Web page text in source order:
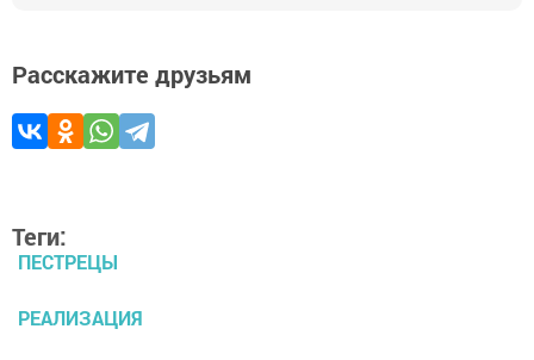
Расскажите друзьям
Теги:
ПЕСТРЕЦЫ
РЕАЛИЗАЦИЯ